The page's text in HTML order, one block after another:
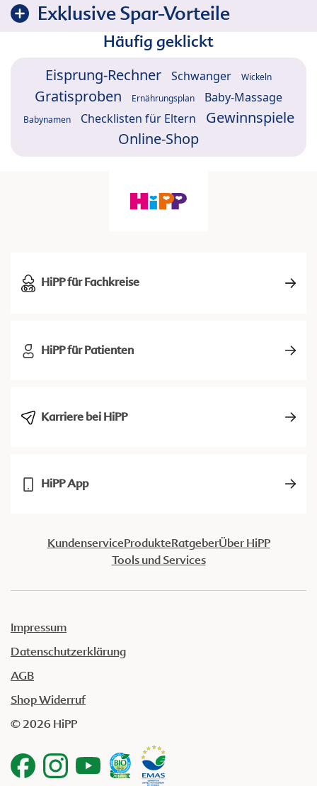
Exklusive Spar-Vorteile
Häufig geklickt
Eisprung-Rechner Schwanger Wickeln
Gratisproben Ernährungsplan Baby-Massage
Babynamen Checklisten für Eltern
Gewinnspiele
Online-Shop
HiPP für Fachkreise
HiPP für Patienten
Karriere bei HiPP
HiPP App
KundenserviceProdukteRatgeberÜber HiPP
Tools und Services
Impressum
Datenschutzerklärung
AGB
Shop Widerruf
© 2026 HiPP